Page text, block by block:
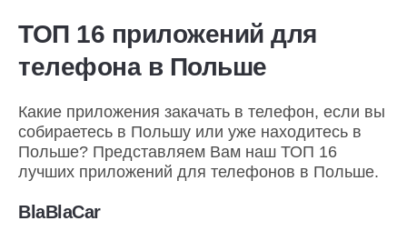
ТОП 16 приложений для
телефона в Польше
Какие приложения закачать в телефон, если вы
собираетесь в Польшу или уже находитесь в
Польше? Представляем Вам наш ТОП 16
лучших приложений для телефонов в Польше.
BlaBlaCar